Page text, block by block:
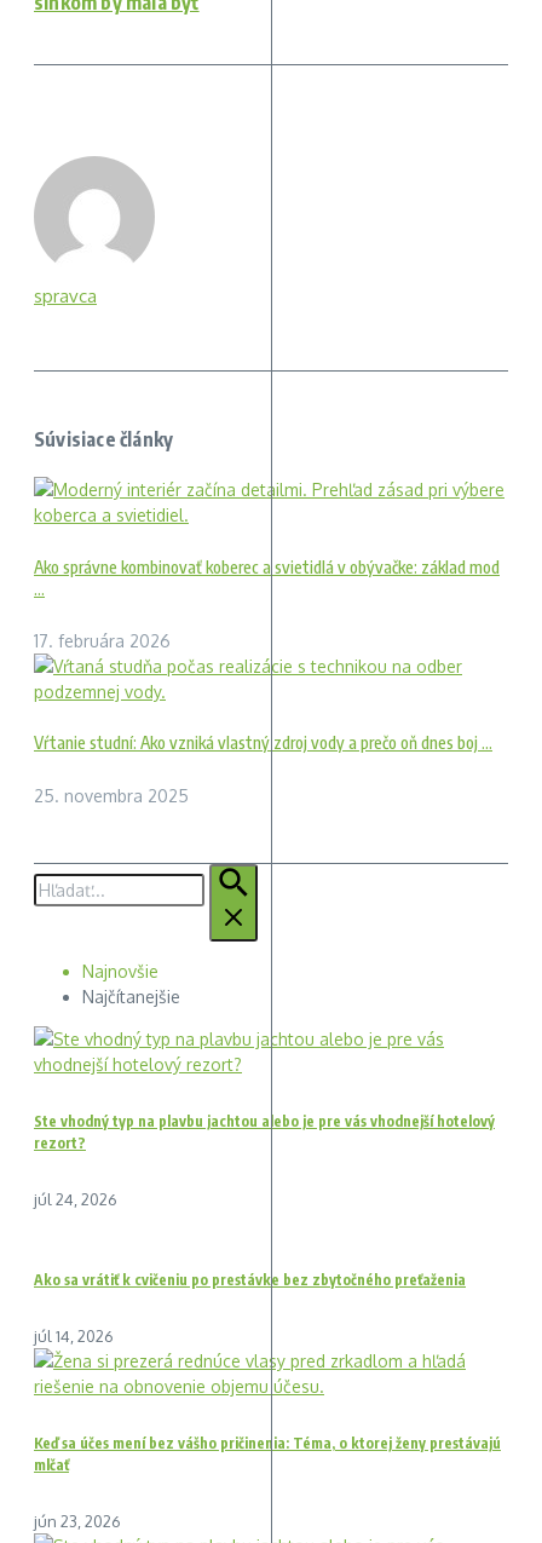
spravca
Súvisiace články
Ako správne kombinovať koberec a svietidlá v obývačke: základ mod
...
17. februára 2026
Vŕtanie studní: Ako vzniká vlastný zdroj vody a prečo oň dnes boj ...
25. novembra 2025
Hľadať:
Najnovšie
Najčítanejšie
Ste vhodný typ na plavbu jachtou alebo je pre vás vhodnejší hotelový
rezort?
júl 24, 2026
Ako sa vrátiť k cvičeniu po prestávke bez zbytočného preťaženia
júl 14, 2026
Keď sa účes mení bez vášho pričinenia: Téma, o ktorej ženy prestávajú
mlčať
jún 23, 2026